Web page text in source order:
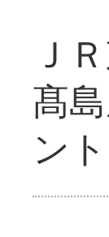
Ｊ
髙
ン